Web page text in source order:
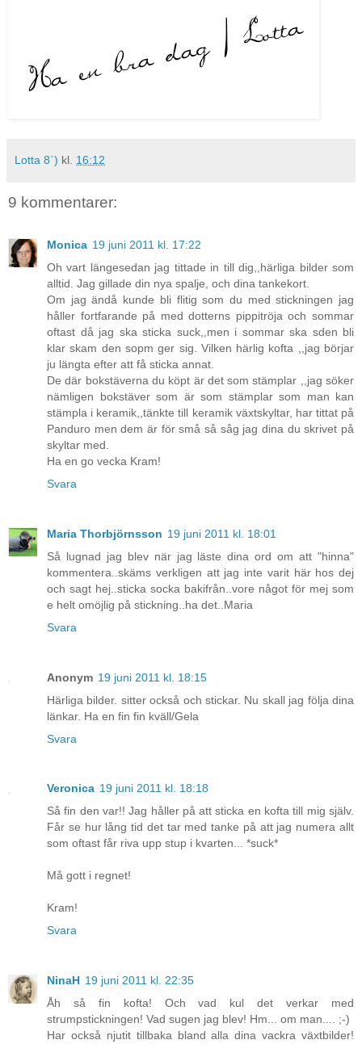
Lotta 8`) kl. 16:12
9 kommentarer:
Monica 19 juni 2011 kl. 17:22
Oh vart längesedan jag tittade in till dig,,härliga bilder som
alltid. Jag gillade din nya spalje, och dina tankekort.
Om jag ändå kunde bli flitig som du med stickningen jag
håller fortfarande på med dotterns pippitröja och sommar
oftast då jag ska sticka suck,,men i sommar ska sden bli
klar skam den sopm ger sig. Vilken härlig kofta ,,jag börjar
ju längta efter att få sticka annat.
De där bokstäverna du köpt är det som stämplar ,,jag söker
nämligen bokstäver som är som stämplar som man kan
stämpla i keramik,,tänkte till keramik växtskyltar, har tittat på
Panduro men dem är för små så såg jag dina du skrivet på
skyltar med.
Ha en go vecka Kram!
Svara
Maria Thorbjörnsson 19 juni 2011 kl. 18:01
Så lugnad jag blev när jag läste dina ord om att "hinna"
kommentera..skäms verkligen att jag inte varit här hos dej
och sagt hej..sticka socka bakifrån..vore något för mej som
e helt omöjlig på stickning..ha det..Maria
Svara
Anonym 19 juni 2011 kl. 18:15
Härliga bilder. sitter också och stickar. Nu skall jag följa dina
länkar. Ha en fin fin kväll/Gela
Svara
Veronica 19 juni 2011 kl. 18:18
Så fin den var!! Jag håller på att sticka en kofta till mig själv.
Får se hur lång tid det tar med tanke på att jag numera allt
som oftast får riva upp stup i kvarten... *suck*
Må gott i regnet!
Kram!
Svara
NinaH 19 juni 2011 kl. 22:35
Åh så fin kofta! Och vad kul det verkar med
strumpstickningen! Vad sugen jag blev! Hm... om man.... ;-)
Har också njutit tillbaka bland alla dina vackra växtbilder!